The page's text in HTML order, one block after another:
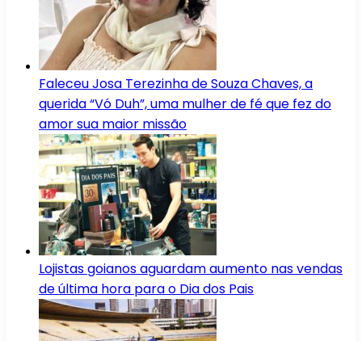
Faleceu Josa Terezinha de Souza Chaves, a
querida “Vó Duh”, uma mulher de fé que fez do
amor sua maior missão
Lojistas goianos aguardam aumento nas vendas
de última hora para o Dia dos Pais